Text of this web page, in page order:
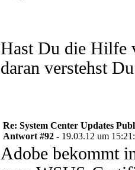
Hast Du die Hilfe
daran verstehst
Re: System Center Updates
Antwort #92 - 19.03.12 um
Adobe bekommt